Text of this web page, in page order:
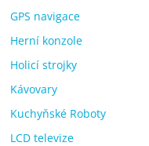
GPS navigace
Herní konzole
Holicí strojky
Kávovary
Kuchyňské Roboty
LCD televize